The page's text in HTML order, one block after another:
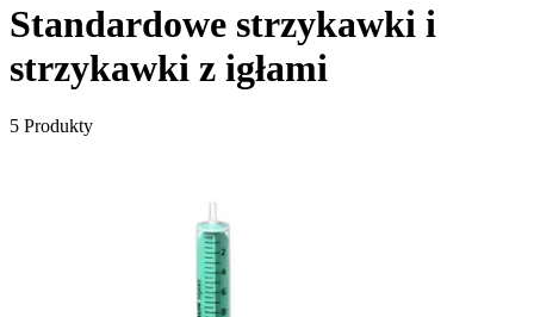
Standardowe strzykawki i
strzykawki z igłami
5 Produkty